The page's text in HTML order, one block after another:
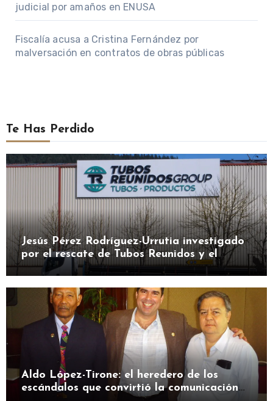
judicial por amaños en ENUSA
Fiscalía acusa a Cristina Fernández por
malversación en contratos de obras públicas
Te Has Perdido
Jesús Pérez Rodríguez-Urrutia investigado
por el rescate de Tubos Reunidos y el
préstamo de la SEPI
Aldo López-Tirone: el heredero de los
escándalos que convirtió la comunicación